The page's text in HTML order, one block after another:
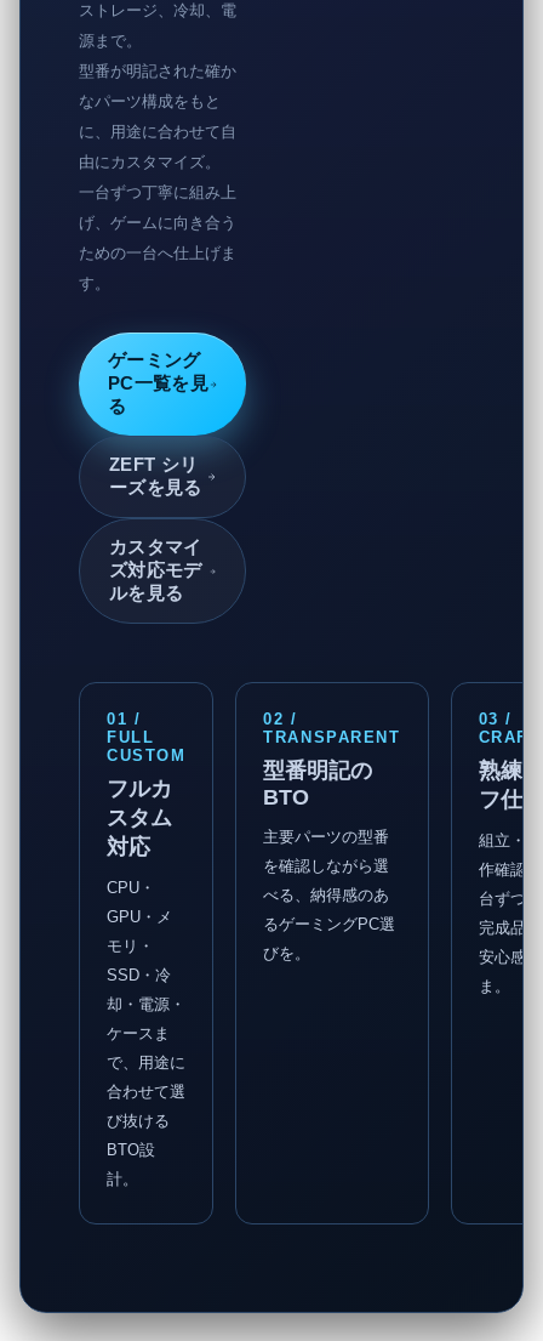
ストレージ、冷却、電
源まで。
型番が明記された確か
なパーツ構成をもと
に、用途に合わせて自
由にカスタマイズ。
一台ずつ丁寧に組み上
げ、ゲームに向き合う
ための一台へ仕上げま
す。
ゲーミング
PC一覧を見
る
ZEFT シリ
ーズを見る
カスタマイ
ズ対応モデ
ルを見る
01 /
FULL
CUSTOM
フルカ
スタム
対応
CPU・
GPU・メ
モリ・
SSD・冷
却・電源・
ケースま
で、用途に
合わせて選
び抜ける
BTO設
計。
02 /
TRANSPARENT
型番明記の
BTO
主要パーツの型番
を確認しながら選
べる、納得感のあ
るゲーミングPC選
びを。
03 /
熟練
フ仕
組立・
作確認
台ずつ
完成品
安心感
ま。